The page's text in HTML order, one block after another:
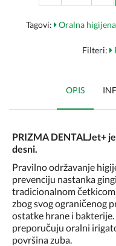
Tagovi: Oralna higijena
Filteri:
OPIS
PRIZMA DENTALJet+
desni.
Pravilno održavanje
prevenciju nastanka
tradicionalnom
zbog svog ograničenog
ostatke hrane i
preporučuju oralni
površina zuba.